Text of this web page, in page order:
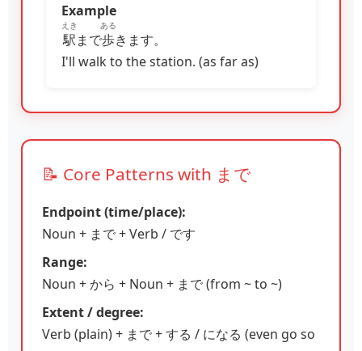
Example
駅
えき
まで歩
ある
きます。
I'll walk to the station. (as far as)
📝 Core Patterns with まで
Endpoint (time/place):
Noun + まで + Verb / です
Range:
Noun + から + Noun + まで (from ~ to ~)
Extent / degree:
Verb (plain) + まで + する / になる (even go so